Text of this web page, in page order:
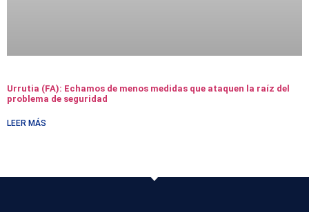
Urrutia (FA): Echamos de menos medidas que ataquen la raíz del
problema de seguridad
LEER MÁS